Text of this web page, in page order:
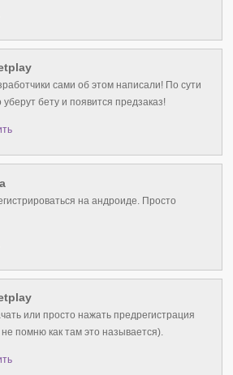
сами об этом написали! По сути
уберут бету и появится предзаказ!
на андроиде. Просто
или просто нажать предрегистрация
не помню как там это называется).